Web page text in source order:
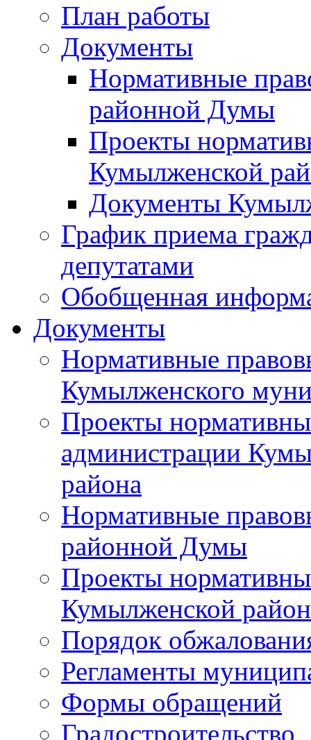
План работы
Документы
Нормативные
районной Думы
Проекты
Кумылженской
Документы
График приема
депутатами
Обобщенная
Документы
Нормативные
Кумылженского
Проекты
администрации
района
Нормативные
районной Думы
Проекты
Кумылженской
Порядок
Регламенты
Формы обращений
Градостроительство